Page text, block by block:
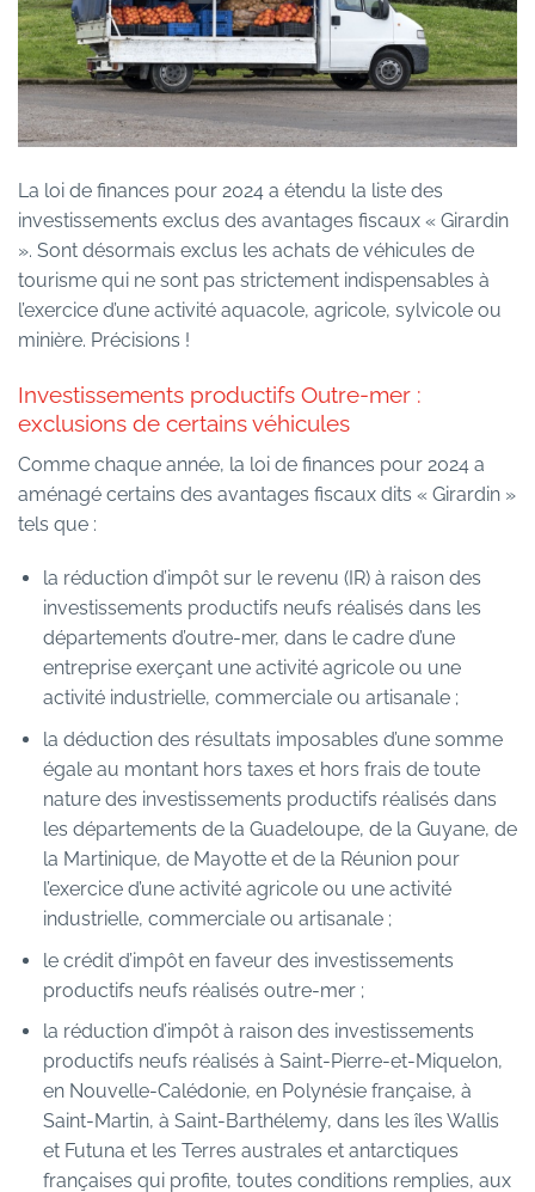
La loi de finances pour 2024 a étendu la liste des
investissements exclus des avantages fiscaux « Girardin
». Sont désormais exclus les achats de véhicules de
tourisme qui ne sont pas strictement indispensables à
l’exercice d’une activité aquacole, agricole, sylvicole ou
minière. Précisions !
Investissements productifs Outre-mer :
exclusions de certains véhicules
Comme chaque année, la loi de finances pour 2024 a
aménagé certains des avantages fiscaux dits « Girardin »
tels que :
la réduction d’impôt sur le revenu (IR) à raison des
investissements productifs neufs réalisés dans les
départements d’outre-mer, dans le cadre d’une
entreprise exerçant une activité agricole ou une
activité industrielle, commerciale ou artisanale ;
la déduction des résultats imposables d’une somme
égale au montant hors taxes et hors frais de toute
nature des investissements productifs réalisés dans
les départements de la Guadeloupe, de la Guyane, de
la Martinique, de Mayotte et de la Réunion pour
l’exercice d’une activité agricole ou une activité
industrielle, commerciale ou artisanale ;
le crédit d’impôt en faveur des investissements
productifs neufs réalisés outre-mer ;
la réduction d’impôt à raison des investissements
productifs neufs réalisés à Saint-Pierre-et-Miquelon,
en Nouvelle-Calédonie, en Polynésie française, à
Saint-Martin, à Saint-Barthélemy, dans les îles Wallis
et Futuna et les Terres australes et antarctiques
françaises qui profite, toutes conditions remplies, aux